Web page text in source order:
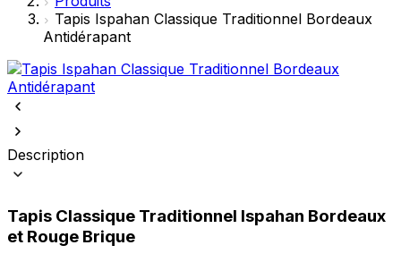
Tapis Ispahan Classique Traditionnel Bordeaux
Antidérapant
Description
Tapis Classique Traditionnel Ispahan Bordeaux
et Rouge Brique